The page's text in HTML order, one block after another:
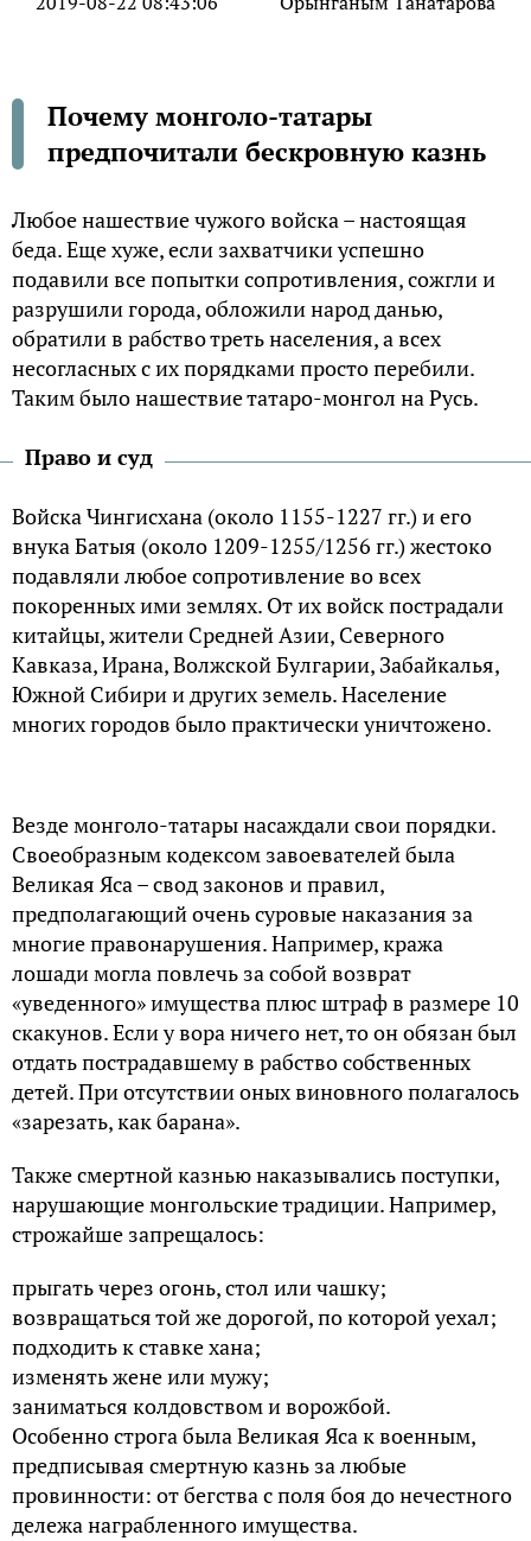
Почему монголо-татары
предпочитали бескровную казнь
Любое нашествие чужого войска – настоящая
беда. Еще хуже, если захватчики успешно
подавили все попытки сопротивления, сожгли и
разрушили города, обложили народ данью,
обратили в рабство треть населения, а всех
несогласных с их порядками просто перебили.
Таким было нашествие татаро-монгол на Русь.
Право и суд
Войска Чингисхана (около 1155-1227 гг.) и его
внука Батыя (около 1209-1255/1256 гг.) жестоко
подавляли любое сопротивление во всех
покоренных ими землях. От их войск пострадали
китайцы, жители Средней Азии, Северного
Кавказа, Ирана, Волжской Булгарии, Забайкалья,
Южной Сибири и других земель. Население
многих городов было практически уничтожено.
Везде монголо-татары насаждали свои порядки.
Своеобразным кодексом завоевателей была
Великая Яса – свод законов и правил,
предполагающий очень суровые наказания за
многие правонарушения. Например, кража
лошади могла повлечь за собой возврат
«уведенного» имущества плюс штраф в размере 10
скакунов. Если у вора ничего нет, то он обязан был
отдать пострадавшему в рабство собственных
детей. При отсутствии оных виновного полагалось
«зарезать, как барана».
Также смертной казнью наказывались поступки,
нарушающие монгольские традиции. Например,
строжайше запрещалось:
прыгать через огонь, стол или чашку;
возвращаться той же дорогой, по которой уехал;
подходить к ставке хана;
изменять жене или мужу;
заниматься колдовством и ворожбой.
Особенно строга была Великая Яса к военным,
предписывая смертную казнь за любые
провинности: от бегства с поля боя до нечестного
дележа награбленного имущества.